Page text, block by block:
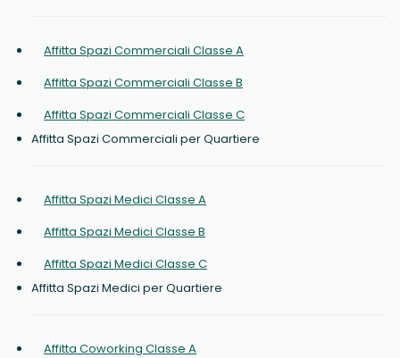
Affitta Spazi Commerciali Classe A
Affitta Spazi Commerciali Classe B
Affitta Spazi Commerciali Classe C
Affitta Spazi Commerciali per Quartiere
Affitta Spazi Medici Classe A
Affitta Spazi Medici Classe B
Affitta Spazi Medici Classe C
Affitta Spazi Medici per Quartiere
Affitta Coworking Classe A